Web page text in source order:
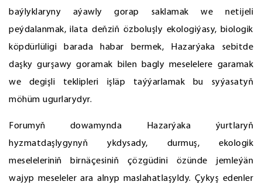
baýlyklaryny aýawly gorap saklamak we netijeli
peýdalanmak, ilata deňziň özboluşly ekologiýasy, biologik
köpdürlüligi barada habar bermek, Hazarýaka sebitde
daşky gurşawy goramak bilen bagly meselelere garamak
we degişli teklipleri işläp taýýarlamak bu syýasatyň
möhüm ugurlarydyr.
Forumyň dowamynda Hazarýaka ýurtlaryň
hyzmatdaşlygynyň ykdysady, durmuş, ekologik
meseleleriniň birnäçesiniň çözgüdini özünde jemleýän
wajyp meseleler ara alnyp maslahatlaşyldy. Çykyş edenler